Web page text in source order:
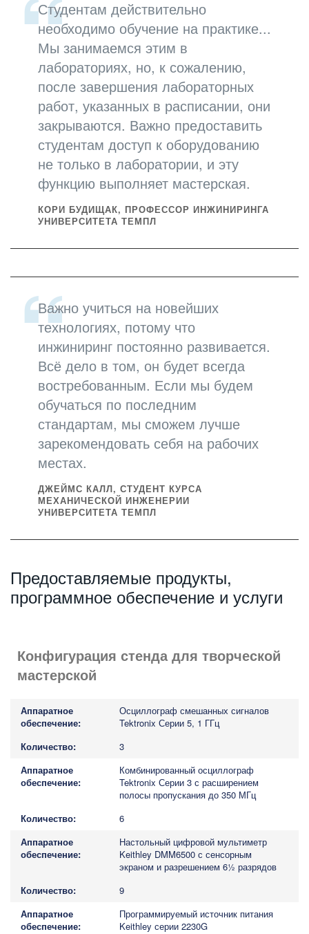
Студентам действительно
необходимо обучение на практике...
Мы занимаемся этим в
лабораториях, но, к сожалению,
после завершения лабораторных
работ, указанных в расписании, они
закрываются. Важно предоставить
студентам доступ к оборудованию
не только в лаборатории, и эту
функцию выполняет мастерская.
КОРИ БУДИЩАК, ПРОФЕССОР ИНЖИНИРИНГА
УНИВЕРСИТЕТА ТЕМПЛ
Важно учиться на новейших
технологиях, потому что
инжиниринг постоянно развивается.
Всё дело в том, он будет всегда
востребованным. Если мы будем
обучаться по последним
стандартам, мы сможем лучше
зарекомендовать себя на рабочих
местах.
ДЖЕЙМС КАЛЛ, СТУДЕНТ КУРСА
МЕХАНИЧЕСКОЙ ИНЖЕНЕРИИ
УНИВЕРСИТЕТА ТЕМПЛ
Предоставляемые продукты,
программное обеспечение и услуги
Конфигурация стенда для творческой
мастерской
Осциллограф смешанных сигналов
Tektronix Серии 5, 1 ГГц
3
Комбинированный осциллограф
Tektronix Серии 3 с расширением
полосы пропускания до 350 МГц
6
Настольный цифровой мультиметр
Keithley DMM6500 с сенсорным
экраном и разрешением 6½ разрядов
9
Программируемый источник питания
Keithley серии 2230G